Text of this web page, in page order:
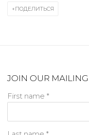
ПОДЕЛИТЬСЯ
JOIN OUR MAILING
First name *